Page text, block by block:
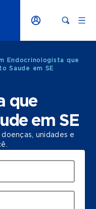
Endocrinologista que
Saude em SE
que
em SE
unidades e